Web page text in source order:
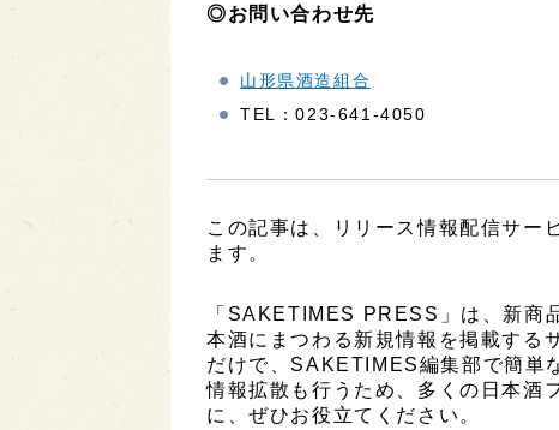
◎お問い合わせ先
山形県酒造組合
TEL：023-641-4050
この記事は、リリース情報配信サ
ます。
「SAKETIMES PRESS」は、新商
本酒にまつわる新規情報を掲載する
だけで、SAKETIMES編集部で簡単
情報拡散も行うため、多くの日本酒
に、ぜひお役立てください。